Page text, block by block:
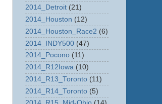
2014_Detroit (21)
2014_Houston (12)
2014_Houston_Race2 (6)
2014_INDY500 (47)
2014_Pocono (11)
2014_R12Iowa (10)
2014_R13_Toronto (11)
2014_R14_Toronto (5)